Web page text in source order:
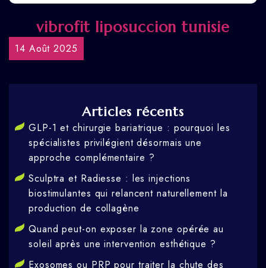
vibrofit liposuccion tunisie
14 Août 2025
Articles récents
GLP-1 et chirurgie bariatrique : pourquoi les
spécialistes privilégient désormais une
approche complémentaire ?
Sculptra et Radiesse : les injections
biostimulantes qui relancent naturellement la
production de collagène
Quand peut-on exposer la zone opérée au
soleil après une intervention esthétique ?
Exosomes ou PRP pour traiter la chute des